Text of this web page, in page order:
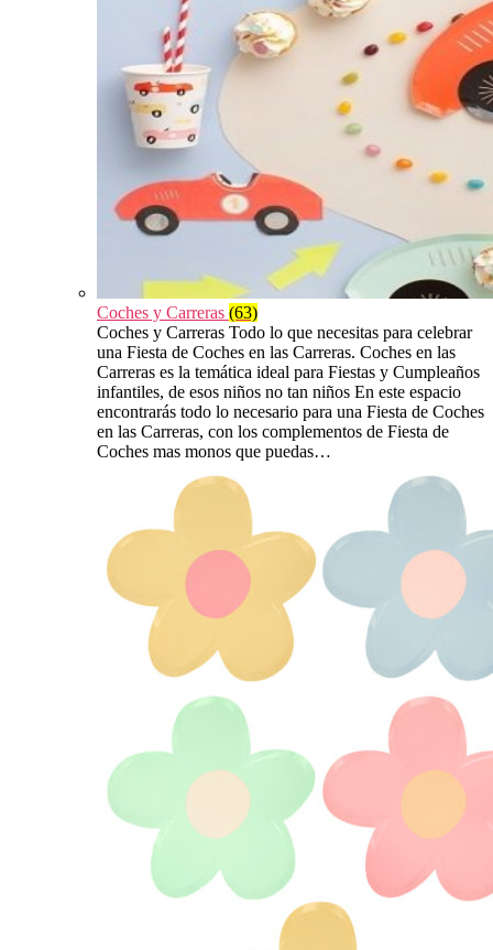
Coches y Carreras (63)
Coches y Carreras Todo lo que necesitas para celebrar
una Fiesta de Coches en las Carreras. Coches en las
Carreras es la temática ideal para Fiestas y Cumpleaños
infantiles, de esos niños no tan niños En este espacio
encontrarás todo lo necesario para una Fiesta de Coches
en las Carreras, con los complementos de Fiesta de
Coches mas monos que puedas…